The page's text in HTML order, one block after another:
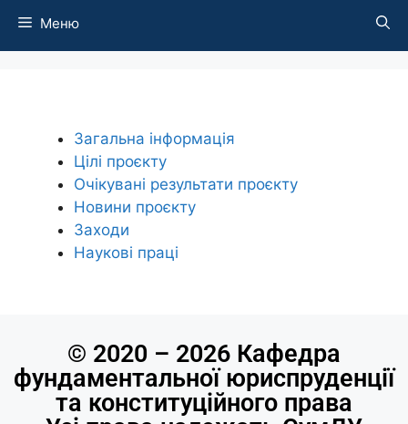
Меню
Загальна інформація
Цілі проєкту
Очікувані результати проєкту
Новини проєкту
Заходи
Наукові праці
© 2020 – 2026 Кафедра
фундаментальної юриспруденції
та конституційного права